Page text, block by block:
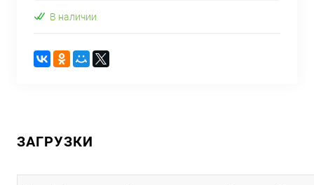
В наличии
ЗАГРУЗКИ